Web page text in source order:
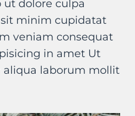
dolore culpa
minim cupidatat
veniam consequat
in amet Ut
aliqua laborum mollit